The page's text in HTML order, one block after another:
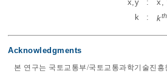
x,y :
x,
k
: kth
Acknowledgments
본 연구는 국토교통부/국토교통과학기술진